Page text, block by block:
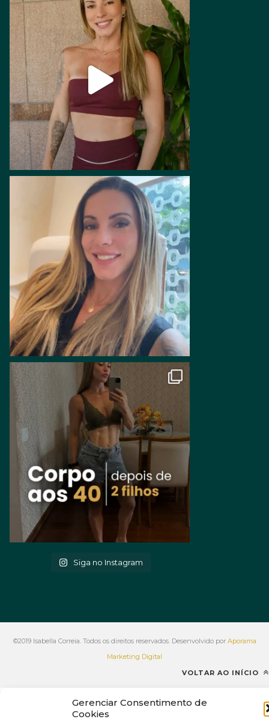
Gerenciar Consentimento de
Cookies
Siga no Instagram
©2019 Isabella Correia. Todos os direitos reservados. Desenvolvido por Aporama
Marketing Digital
VOLTAR AO INÍCIO